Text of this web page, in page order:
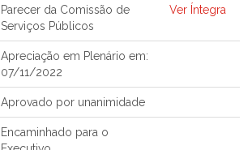
Parecer da Comissão de
Serviços Públicos
Ver Íntegra
Apreciação em Plenário em:
07/11/2022
Aprovado por unanimidade
Encaminhado para o